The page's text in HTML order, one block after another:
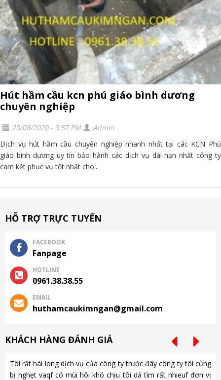
Hút hầm cầu kcn phú giáo bình dương
chuyên nghiệp
20/08/2020 - 3:57 PM
Admin
Dịch vụ hút hầm cầu chuyên nghiệp nhanh nhất tại các KCN Phú
giáo bình dương uy tín bảo hành các dịch vụ dài hạn nhất công ty
cam kết phục vụ tốt nhất cho...
HỖ TRỢ TRỰC TUYẾN
FACEBOOK
Fanpage
HOTLINE
0961.38.38.55
EMAIL
huthamcaukimngan@gmail.com
KHÁCH HÀNG ĐÁNH GIÁ
Tôi rất hài long dịch vụ của công ty trước đây công ty tôi củng
bị nghẹt vaqf có mùi hôi khó chịu tôi dả tìm rất nhieuf đơn vị